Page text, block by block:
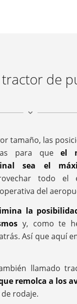
de
tamaño, las
para queel
sea el
todo el
del
la
y, como te
Así que aquí
llamado
remolca a los
rodaje.